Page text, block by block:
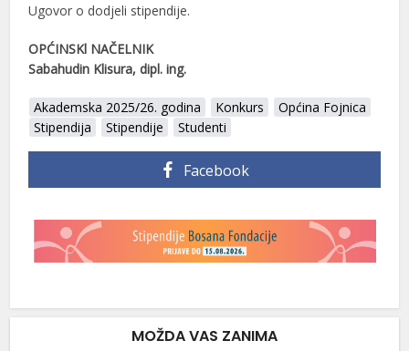
Ugovor o dodjeli stipendije.
OPĆINSKl NAČELNIK
Sabahudin Klisura, dipl. ing.
Akademska 2025/26. godina Konkurs
Općina Fojnica
Stipendija
Stipendije Studenti
Facebook
MOŽDA VAS ZANIMA